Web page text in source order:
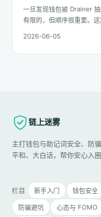
一旦发现钱包被 Drainer
有限的，但顺序很重要。
2026-06-05
链上迷雾
主打钱包与助记词安全、防
平和、大白话，帮你安心入圈
栏目 新手入门 钱包安全
防骗避坑 心态与 FOMO